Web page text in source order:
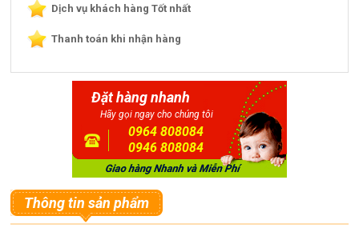
Dịch vụ khách hàng Tốt nhất
Thanh toán khi nhận hàng
Đặt hàng nhanh
Hãy gọi ngay cho chúng tôi
0964 808084
0946 808084
Thông tin sản phẩm